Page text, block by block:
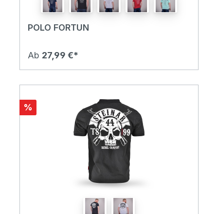
POLO FORTUN
Ab 27,99 €*
%